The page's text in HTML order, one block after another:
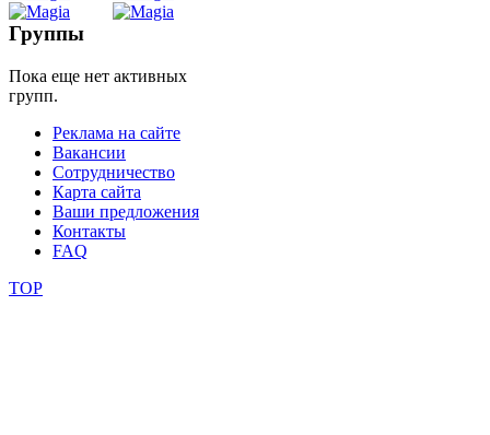
Группы
Пока еще нет активных
групп.
Реклама на сайте
Вакансии
Сотрудничество
Карта сайта
Ваши предложения
Контакты
FAQ
TOP